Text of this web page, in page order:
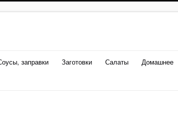
заправки Заготовки Салаты Домашнее